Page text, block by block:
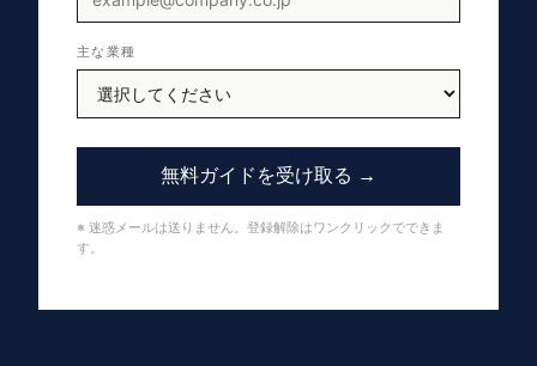
主な業種
無料ガイドを受け取る →
※ 迷惑メールは送りません。登録解除はワンクリックでできま
す。